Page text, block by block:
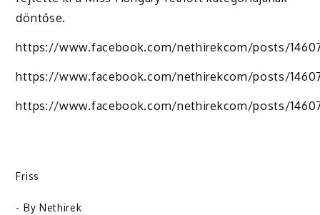
döntőse.
https://www.facebook.com/nethirekcom/posts/
https://www.facebook.com/nethirekcom/posts/
https://www.facebook.com/nethirekcom/posts/
Friss
- By Nethirek